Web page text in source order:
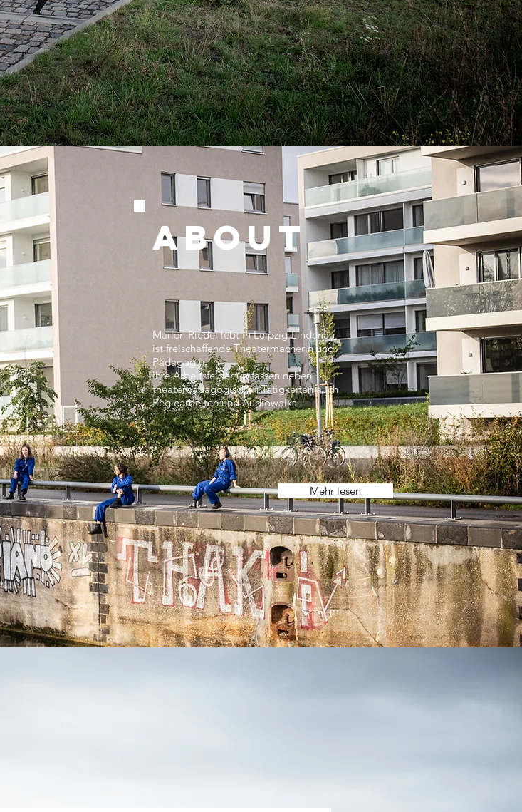
ABOUT
Marlen Riedel lebt in Leipzig-Lindenau,
ist freischaffende Theatermacherin und
Pädagogin.
Ihre Arbeitsfelder umfassen neben
theaterpädagogischen Tätigkeiten auch
Regiearbeiten und Audiowalks.
Mehr lesen